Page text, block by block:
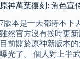
原神萬葉復刻: 角色宣
7版本是一天都待不下
雖然官方沒有按時更
目前關於原神新版本
曝光了。 個人對上半